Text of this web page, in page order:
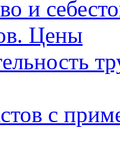
и
Цены
с